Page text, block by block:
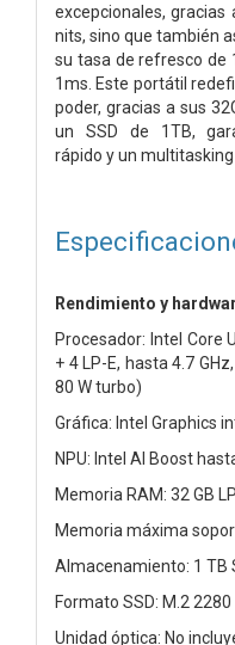
excepcionales, gracias
nits, sino que también
su tasa de refresco de
1ms. Este portátil
poder, gracias a sus
un SSD de 1TB,
rápido y un multitasking
Rendimiento y
Procesador: Intel Core
+ 4 LP-E, hasta 4.7
80 W turbo)
Gráfica: Intel Graphics
NPU: Intel AI Boost
Memoria RAM: 32 GB
Memoria máxima
Almacenamiento: 1 TB
Formato SSD: M.2 2280
Unidad óptica: No